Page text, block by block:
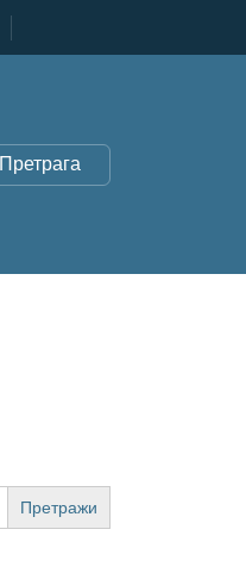
Претрага